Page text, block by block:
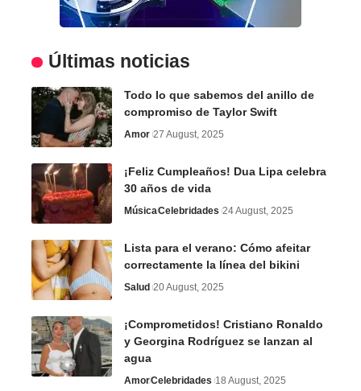
Últimas noticias
Todo lo que sabemos del anillo de
compromiso de Taylor Swift
Amor 27 August, 2025
¡Feliz Cumpleaños! Dua Lipa celebra
30 años de vida
MúsicaCelebridades 24 August, 2025
Lista para el verano: Cómo afeitar
correctamente la línea del bikini
Salud 20 August, 2025
¡Comprometidos! Cristiano Ronaldo
y Georgina Rodríguez se lanzan al
agua
AmorCelebridades 18 August, 2025